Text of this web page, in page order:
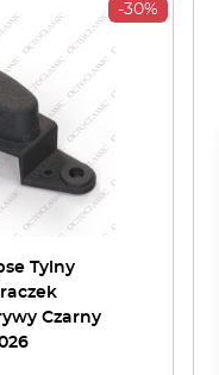
-30%
Tylny
Czarny